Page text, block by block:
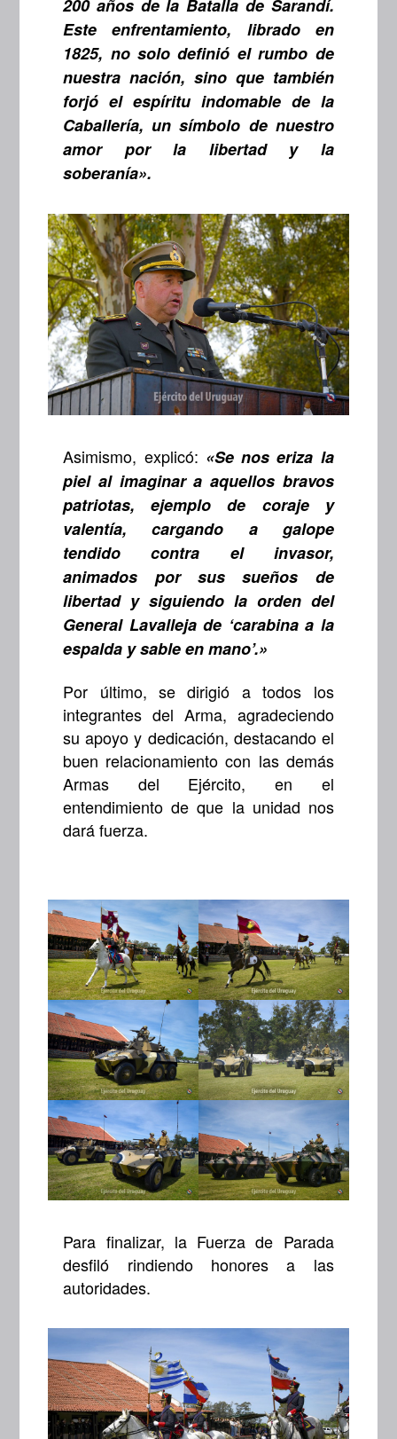
200 años de la Batalla de Sarandí.
Este enfrentamiento, librado en
1825, no solo definió el rumbo de
nuestra nación, sino que también
forjó el espíritu indomable de la
Caballería, un símbolo de nuestro
amor por la libertad y la
soberanía».
Asimismo, explicó: «Se nos eriza la
piel al imaginar a aquellos bravos
patriotas, ejemplo de coraje y
valentía, cargando a galope
tendido contra el invasor,
animados por sus sueños de
libertad y siguiendo la orden del
General Lavalleja de ‘carabina a la
espalda y sable en mano’.»
Por último, se dirigió a todos los
integrantes del Arma, agradeciendo
su apoyo y dedicación, destacando el
buen relacionamiento con las demás
Armas del Ejército, en el
entendimiento de que la unidad nos
dará fuerza.
Para finalizar, la Fuerza de Parada
desfiló rindiendo honores a las
autoridades.